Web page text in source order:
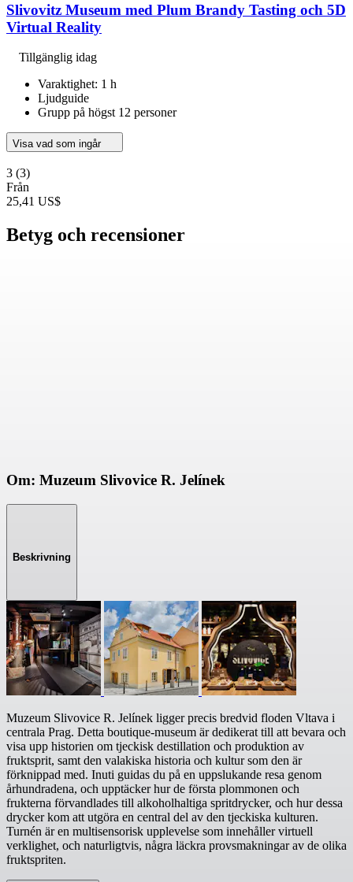
Slivovitz Museum med Plum Brandy Tasting och 5D
Virtual Reality
Tillgänglig idag
Varaktighet: 1 h
Ljudguide
Grupp på högst 12 personer
Visa vad som ingår
3 (3)
Från
25,41 US$
Betyg och recensioner
Om: Muzeum Slivovice R. Jelínek
Beskrivning
Muzeum Slivovice R. Jelínek ligger precis bredvid floden Vltava i
centrala Prag. Detta boutique-museum är dedikerat till att bevara och
visa upp historien om tjeckisk destillation och produktion av
fruktsprit, samt den valakiska historia och kultur som den är
förknippad med. Inuti guidas du på en uppslukande resa genom
århundradena, och upptäcker hur de första plommonen och
frukterna förvandlades till alkoholhaltiga spritdrycker, och hur dessa
drycker kom att utgöra en central del av den tjeckiska kulturen.
Turnén är en multisensorisk upplevelse som innehåller virtuell
verklighet, och naturligtvis, några läckra provsmakningar av de olika
fruktspriten.